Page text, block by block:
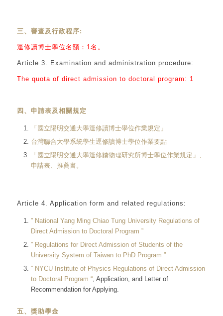
三、審查及行政程序:
逕修讀博士學位名額：1名。
Article 3. Examination and administration procedure:
The quota of direct admission to doctoral program: 1
四、申請表及相關規定
「國立陽明交通大學逕修讀博士學位作業規定」
台灣聯合大學系統學生逕修讀博士學位作業要點
「國立陽明交通大學逕修讀物理研究所博士學位作業規定」、
申請表、推薦書。
Article 4. Application form and related regulations:
” National Yang Ming Chiao Tung University Regulations of
Direct Admission to Doctoral Program ”
” Regulations for Direct Admission of Students of the
University System of Taiwan to PhD Program ”
” NYCU Institute of Physics Regulations of Direct Admission
to Doctoral Program “, Application, and Letter of
Recommendation for Applying.
五、獎助學金